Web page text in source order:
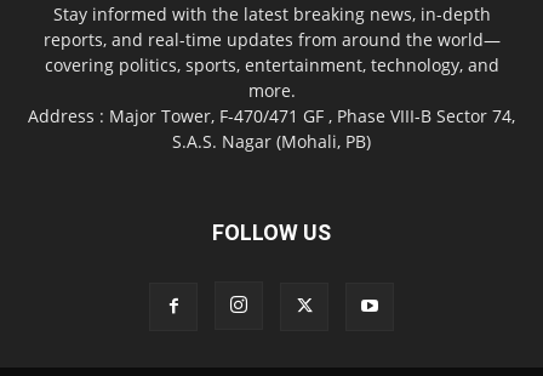
Stay informed with the latest breaking news, in-depth
reports, and real-time updates from around the world—
covering politics, sports, entertainment, technology, and
more.
Address : Major Tower, F-470/471 GF , Phase VIII-B Sector 74,
S.A.S. Nagar (Mohali, PB)
FOLLOW US